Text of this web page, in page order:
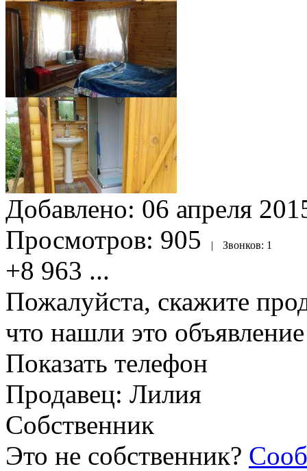
Добавлено: 06 апреля
Просмотров: 905 | Звонков: 1
+8 963 ...
Пожалуйста, скажите
что нашли это
Показать телефон
Продавец: Лилия
Собственник
Это не собственник?